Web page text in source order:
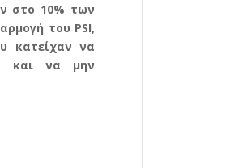
στο 10% των
του PSI,
κατείχαν να
και να μην